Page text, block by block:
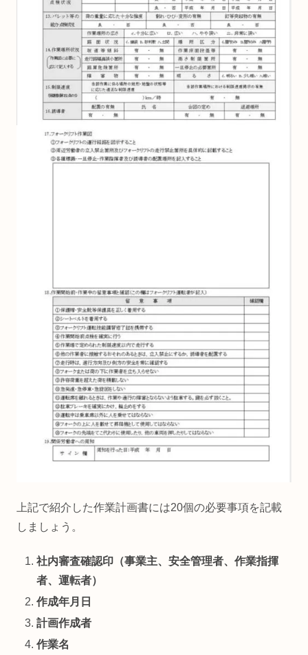
上記で紹介した作業計画書には20個の必要事項を記載
しましょう。
社内審査確認印（事業主、安全管理者、作業指揮
者、運転者）
作成年月日
計画作成者
作業名